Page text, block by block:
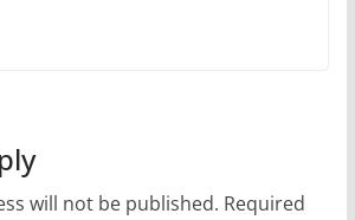
will not be published. Required